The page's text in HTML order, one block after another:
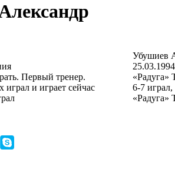
Убушиев
Первый тренер.
«Радуга»
и играет сейчас
6-7 играл,
«Радуга»